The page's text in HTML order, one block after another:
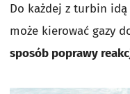
Do każdej z turbin
może kierować gazy
sposób poprawy